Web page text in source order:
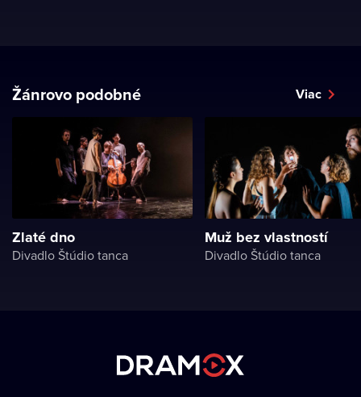
Žánrovo podobné Viac
Zlaté dno
Divadlo Štúdio tanca
Muž bez vlastností
Divadlo Štúdio tanca